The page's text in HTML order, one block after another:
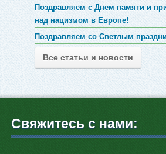
Поздравляем с Днем памяти и
над нацизмом в Европе!
Поздравляем со Светлым
Все статьи и новости
Свяжитесь с нами: